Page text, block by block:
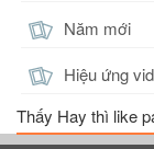
Năm mới
Hiệu ứng
Thấy Hay thì like